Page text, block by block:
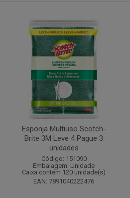
Esponja Multiuso Scotch-
Brite 3M Leve 4 Pague 3
unidades
Código: 151090
Embalagem: Unidade
Caixa contém 120 unidade(s)
EAN: 7891040222476